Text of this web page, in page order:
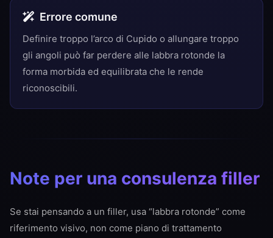
Errore comune
Definire troppo l’arco di Cupido o allungare troppo
gli angoli può far perdere alle labbra rotonde la
forma morbida ed equilibrata che le rende
riconoscibili.
Note per una consulenza filler
Se stai pensando a un filler, usa “labbra rotonde” come
riferimento visivo, non come piano di trattamento